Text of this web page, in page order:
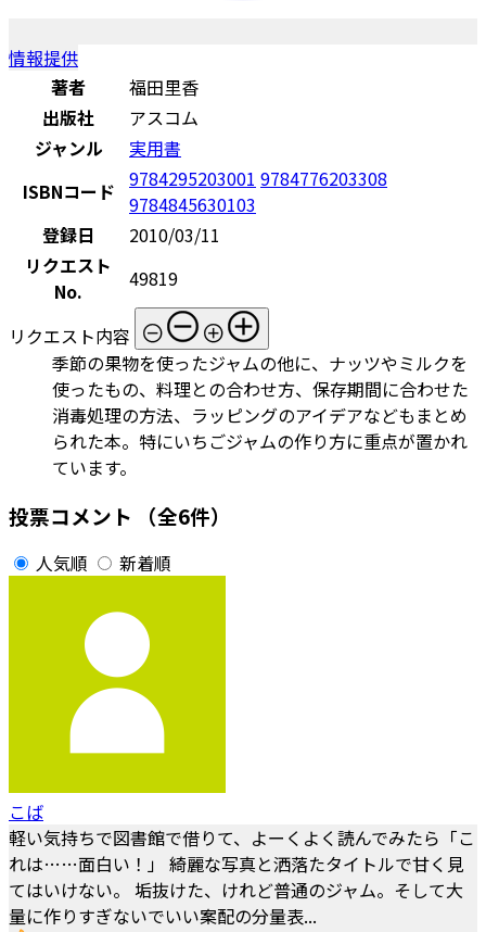
情報提供
著者
福田里香
出版社
アスコム
ジャンル
実用書
ISBNコード 9784295203001 9784776203308
9784845630103
登録日
2010/03/11
リクエスト
No.
49819
リクエスト内容
季節の果物を使ったジャムの他に、ナッツやミルクを
使ったもの、料理との合わせ方、保存期間に合わせた
消毒処理の方法、ラッピングのアイデアなどもまとめ
られた本。特にいちごジャムの作り方に重点が置かれ
ています。
投票コメント （全6件）
人気順 新着順
こば
軽い気持ちで図書館で借りて、よーくよく読んでみたら「こ
れは……面白い！」 綺麗な写真と洒落たタイトルで甘く見
てはいけない。 垢抜けた、けれど普通のジャム。そして大
量に作りすぎないでいい案配の分量表...